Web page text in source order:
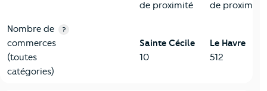
de proximité
de proximité
Nombre de
commerces
(toutes
catégories)
?
Sainte Cécile
10
Le Havre
512